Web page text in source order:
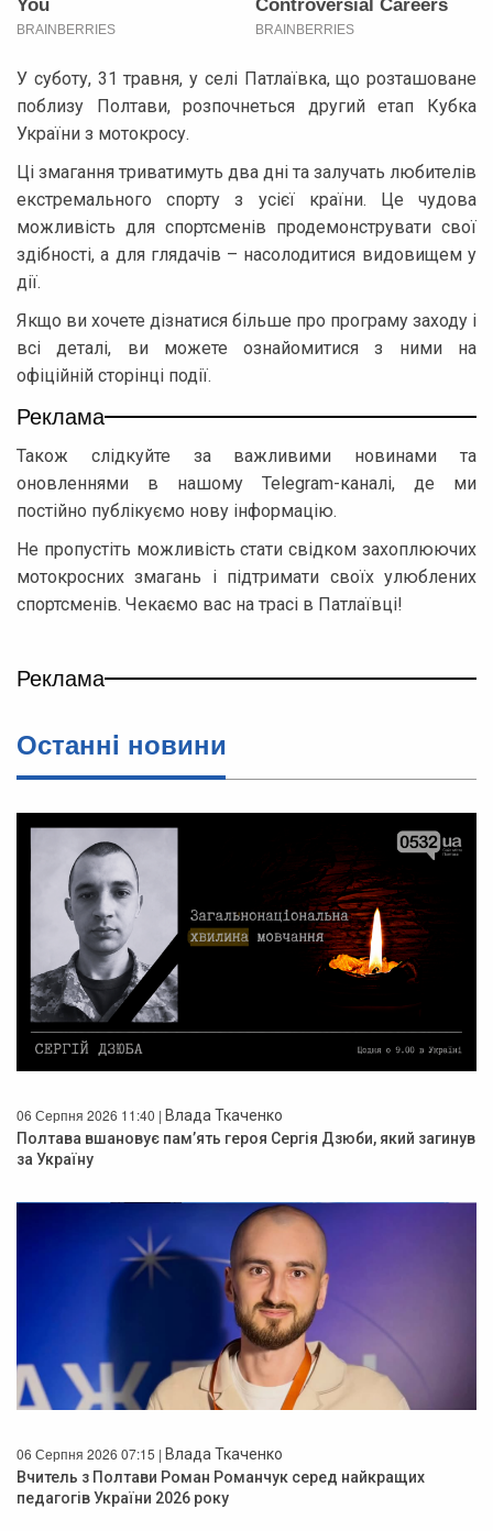
У суботу, 31 травня, у селі Патлаївка, що розташоване
поблизу Полтави, розпочнеться другий етап Кубка
України з мотокросу.
Ці змагання триватимуть два дні та залучать любителів
екстремального спорту з усієї країни. Це чудова
можливість для спортсменів продемонструвати свої
здібності, а для глядачів – насолодитися видовищем у
дії.
Якщо ви хочете дізнатися більше про програму заходу і
всі деталі, ви можете ознайомитися з ними на
офіційній сторінці події.
Реклама
Також слідкуйте за важливими новинами та
оновленнями в нашому Telegram-каналі, де ми
постійно публікуємо нову інформацію.
Не пропустіть можливість стати свідком захоплюючих
мотокросних змагань і підтримати своїх улюблених
спортсменів. Чекаємо вас на трасі в Патлаївці!
Реклама
Останнi новини
06 Серпня 2026 11:40 | Влада Ткаченко
Полтава вшановує пам’ять героя Сергія Дзюби, який загинув
за Україну
06 Серпня 2026 07:15 | Влада Ткаченко
Вчитель з Полтави Роман Романчук серед найкращих
педагогів України 2026 року